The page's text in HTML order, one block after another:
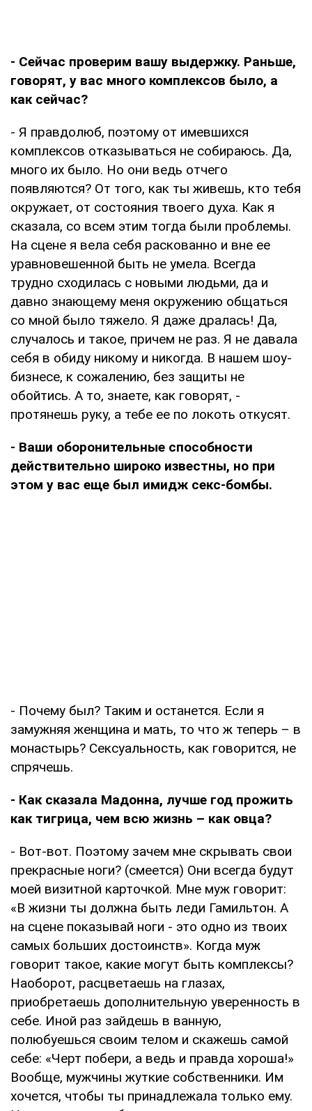
- Сейчас проверим вашу выдержку. Раньше,
говорят, у вас много комплексов было, а
как сейчас?
- Я правдолюб, поэтому от имевшихся
комплексов отказываться не собираюсь. Да,
много их было. Но они ведь отчего
появляются? От того, как ты живешь, кто тебя
окружает, от состояния твоего духа. Как я
сказала, со всем этим тогда были проблемы.
На сцене я вела себя раскованно и вне ее
уравновешенной быть не умела. Всегда
трудно сходилась с новыми людьми, да и
давно знающему меня окружению общаться
со мной было тяжело. Я даже дралась! Да,
случалось и такое, причем не раз. Я не давала
себя в обиду никому и никогда. В нашем шоу-
бизнесе, к сожалению, без защиты не
обойтись. А то, знаете, как говорят, -
протянешь руку, а тебе ее по локоть откусят.
- Ваши оборонительные способности
действительно широко известны, но при
этом у вас еще был имидж секс-бомбы.
- Почему был? Таким и останется. Если я
замужняя женщина и мать, то что ж теперь – в
монастырь? Сексуальность, как говорится, не
спрячешь.
- Как сказала Мадонна, лучше год прожить
как тигрица, чем всю жизнь – как овца?
- Вот-вот. Поэтому зачем мне скрывать свои
прекрасные ноги? (смеется) Они всегда будут
моей визитной карточкой. Мне муж говорит:
«В жизни ты должна быть леди Гамильтон. А
на сцене показывай ноги - это одно из твоих
самых больших достоинств». Когда муж
говорит такое, какие могут быть комплексы?
Наоборот, расцветаешь на глазах,
приобретаешь дополнительную уверенность в
себе. Иной раз зайдешь в ванную,
полюбуешься своим телом и скажешь самой
себе: «Черт побери, а ведь и правда хороша!»
Вообще, мужчины жуткие собственники. Им
хочется, чтобы ты принадлежала только ему.